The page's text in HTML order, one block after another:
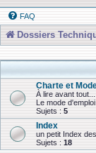
FAQ
Dossiers
Charte et
À lire avant tout...
Le mode
Sujets : 5
Index
un petit Index
Sujets : 18